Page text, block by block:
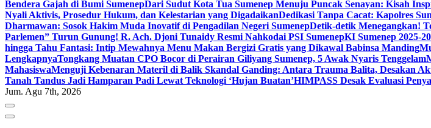
Bendera Gajah di Bumi SumenepDari Sudut Kota Tua Sumenep Menuju Puncak Senayan: Kisah
Nyali Aktivis, Prosedur Hukum, dan Kelestarian yang DigadaikanDedikasi Tanpa Cacat: Kapolres
Dharmawan: Sosok Hakim Muda Inovatif di Pengadilan Negeri SumenepDetik-detik Menegangkan!
Parlemen” Turun Gunung! R. Ach. Djoni Tunaidy Resmi Nahkodai PSI SumenepKI Sumenep 2025-
hingga Tahu Fantasi: Intip Mewahnya Menu Makan Bergizi Gratis yang Dikawal Babinsa Manding
LengkapnyaTongkang Muatan CPO Bocor di Perairan Giliyang Sumenep, 5 Awak Nyaris Tenggelam
MahasiswaMenguji Kebenaran Materil di Balik Skandal Ganding: Antara Trauma Balita, Desakan
Tanah Tandus Jadi Hamparan Padi Lewat Teknologi ‘Hujan Buatan’HIMPASS Desak Evaluasi
Jum. Agu 7th, 2026